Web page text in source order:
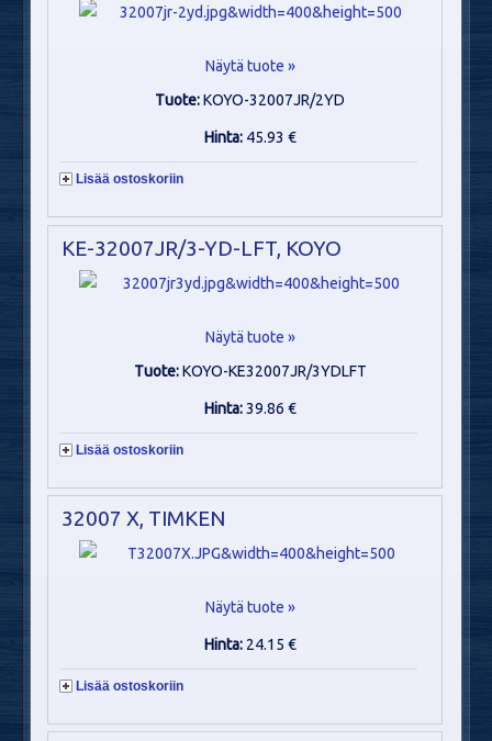
Näytä tuote »
Tuote:KOYO-32007JR/2YD
Hinta: 45.93 €
Lisää ostoskoriin
KE-32007JR/3-YD-LFT, KOYO
Näytä tuote »
Tuote:KOYO-KE32007JR/3YDLFT
Hinta:39.86 €
Lisää ostoskoriin
32007 X, TIMKEN
Näytä tuote »
Hinta: 24.15 €
Lisää ostoskoriin